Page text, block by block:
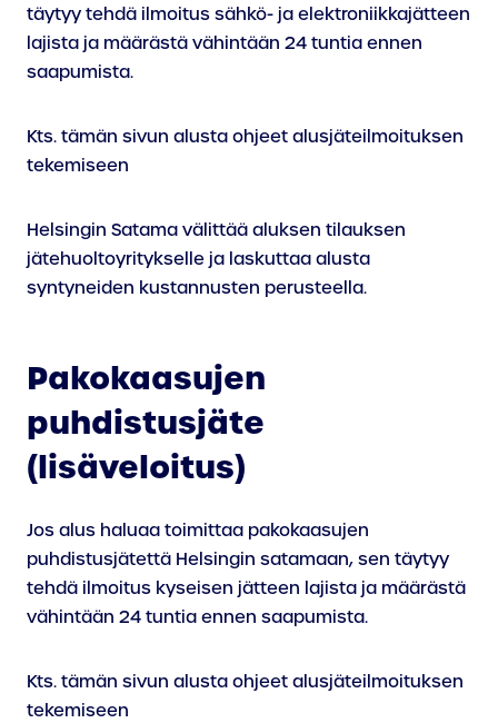
täytyy tehdä ilmoitus sähkö- ja elektroniikkajätteen
lajista ja määrästä vähintään 24 tuntia ennen
saapumista.
Kts. tämän sivun alusta ohjeet alusjäteilmoituksen
tekemiseen
Helsingin Satama välittää aluksen tilauksen
jätehuoltoyritykselle ja laskuttaa alusta
syntyneiden kustannusten perusteella.
Pakokaasujen
puhdistusjäte
(lisäveloitus)
Jos alus haluaa toimittaa pakokaasujen
puhdistusjätettä Helsingin satamaan, sen täytyy
tehdä ilmoitus kyseisen jätteen lajista ja määrästä
vähintään 24 tuntia ennen saapumista.
Kts. tämän sivun alusta ohjeet alusjäteilmoituksen
tekemiseen